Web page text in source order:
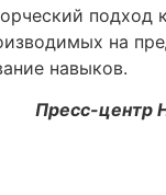
подход
на
навыков.
Пресс-центр